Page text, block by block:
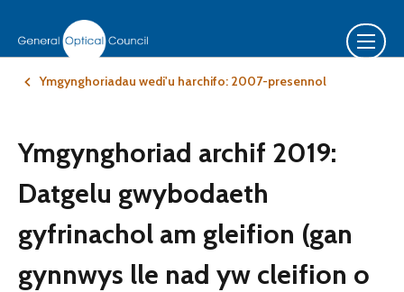
Ymgynghoriadau wedi'u harchifo: 2007-presennol
Ymgynghoriad archif 2019:
Datgelu gwybodaeth
gyfrinachol am gleifion (gan
gynnwys lle nad yw cleifion o